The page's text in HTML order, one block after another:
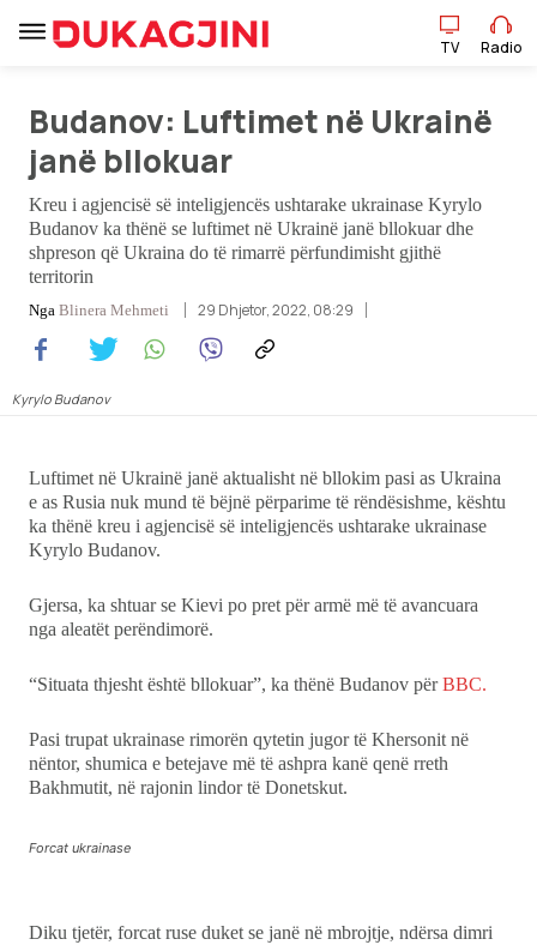
TV Radio
Lajme
Sport
Art Jete
Showbiz
Teknologji
Udhëtime
DuVideo
TV Radio
Budanov: Luftimet në Ukrainë
janë bllokuar
Kreu i agjencisë së inteligjencës ushtarake ukrainase Kyrylo
Budanov ka thënë se luftimet në Ukrainë janë bllokuar dhe
shpreson që Ukraina do të rimarrë përfundimisht gjithë
territorin
Nga Blinera Mehmeti 29 Dhjetor, 2022, 08:29
Kyrylo Budanov
Luftimet në Ukrainë janë aktualisht në bllokim pasi as Ukraina
e as Rusia nuk mund të bëjnë përparime të rëndësishme, kështu
ka thënë kreu i agjencisë së inteligjencës ushtarake ukrainase
Kyrylo Budanov.
Gjersa, ka shtuar se Kievi po pret për armë më të avancuara
nga aleatët perëndimorë.
“Situata thjesht është bllokuar”, ka thënë Budanov përBBC.
Pasi trupat ukrainase rimorën qytetin jugor të Khersonit në
nëntor, shumica e betejave më të ashpra kanë qenë rreth
Bakhmutit, në rajonin lindor të Donetskut.
Forcat ukrainase
Diku tjetër, forcat ruse duket se janë në mbrojtje, ndërsa dimri